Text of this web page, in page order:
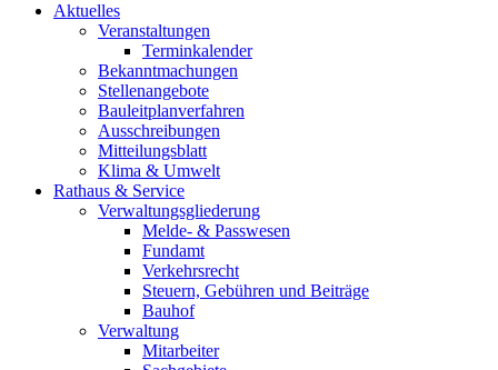
Aktuelles
Veranstaltungen
Terminkalender
Bekanntmachungen
Stellenangebote
Bauleitplanverfahren
Ausschreibungen
Mitteilungsblatt
Klima & Umwelt
Rathaus & Service
Verwaltungsgliederung
Melde- & Passwesen
Fundamt
Verkehrsrecht
Steuern, Gebühren und Beiträge
Bauhof
Verwaltung
Mitarbeiter